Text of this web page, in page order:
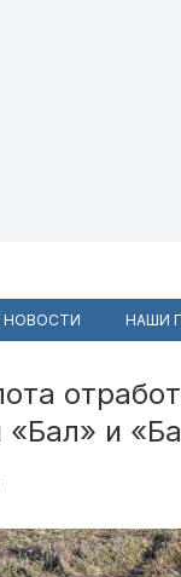
НОВОСТИ НАШИ
и